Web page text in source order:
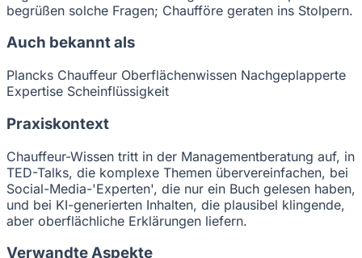
begrüßen solche Fragen; Chaufföre geraten ins Stolpern.
Auch bekannt als
Plancks Chauffeur Oberflächenwissen Nachgeplapperte
Expertise Scheinflüssigkeit
Praxiskontext
Chauffeur-Wissen tritt in der Managementberatung auf, in
TED-Talks, die komplexe Themen übervereinfachen, bei
Social-Media-'Experten', die nur ein Buch gelesen haben,
und bei KI-generierten Inhalten, die plausibel klingende,
aber oberflächliche Erklärungen liefern.
Verwandte Aspekte